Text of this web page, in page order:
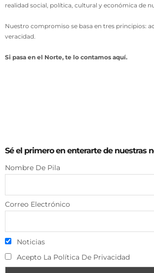
realidad social, política, cultural y económica de
Nuestro compromiso se basa en tres principios:
veracidad.
Si pasa en el Norte, te lo contamos aquí.
Sé el primero en enterarte de nuestras
Nombre De Pila
Correo Electrónico
Noticias
Acepto La Política De Privacidad